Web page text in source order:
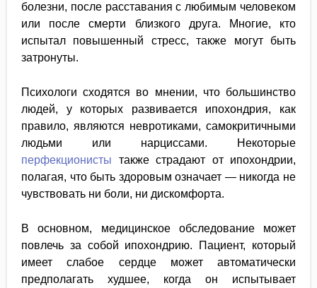
болезни, после расставания с любимым человеком
или после смерти близкого друга. Многие, кто
испытал повышенный стресс, также могут быть
затронуты.
Психологи сходятся во мнении, что большинство
людей, у которых развивается ипохондрия, как
правило, являются невротиками, самокритичными
людьми или нарциссами. Некоторые
перфекционисты также страдают от ипохондрии,
полагая, что быть здоровым означает — никогда не
чувствовать ни боли, ни дискомфорта.
В основном, медицинское обследование может
повлечь за собой ипохондрию. Пациент, который
имеет слабое сердце может автоматически
предполагать худшее, когда он испытывает